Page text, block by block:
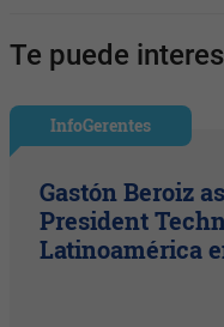
Te puede
InfoGerentes
Gastón Beroiz
President
Latinoamérica